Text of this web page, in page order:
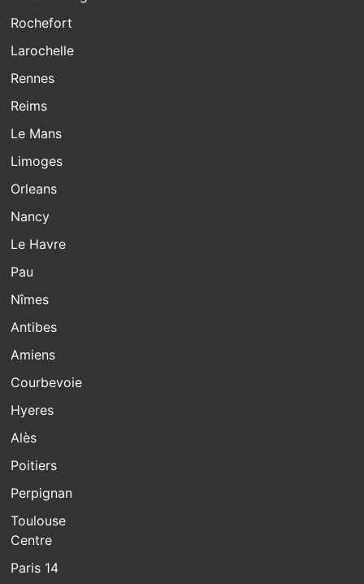
Rochefort
Larochelle
Rennes
Reims
Le Mans
Limoges
Orleans
Nancy
Le Havre
Pau
Nîmes
Antibes
Amiens
Courbevoie
Hyeres
Alès
Poitiers
Perpignan
Toulouse
Centre
Paris 14